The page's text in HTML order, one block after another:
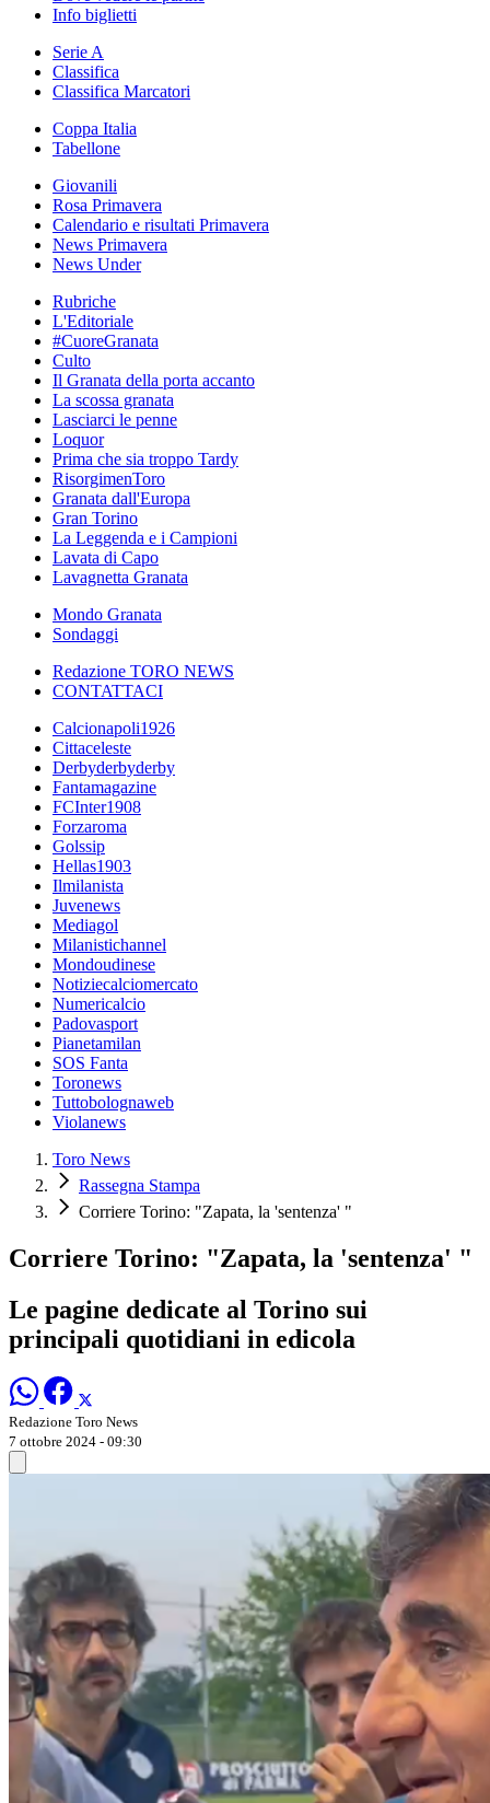
Info biglietti
Serie A
Classifica
Classifica Marcatori
Coppa Italia
Tabellone
Giovanili
Rosa Primavera
Calendario e risultati Primavera
News Primavera
News Under
Rubriche
L'Editoriale
#CuoreGranata
Culto
Il Granata della porta accanto
La scossa granata
Lasciarci le penne
Loquor
Prima che sia troppo Tardy
RisorgimenToro
Granata dall'Europa
Gran Torino
La Leggenda e i Campioni
Lavata di Capo
Lavagnetta Granata
Mondo Granata
Sondaggi
Redazione TORO NEWS
CONTATTACI
Calcionapoli1926
Cittaceleste
Derbyderbyderby
Fantamagazine
FCInter1908
Forzaroma
Golssip
Hellas1903
Ilmilanista
Juvenews
Mediagol
Milanistichannel
Mondoudinese
Notiziecalciomercato
Numericalcio
Padovasport
Pianetamilan
SOS Fanta
Toronews
Tuttobolognaweb
Violanews
Toro News
Rassegna Stampa
Corriere Torino: "Zapata, la 'sentenza' "
Corriere Torino: "Zapata, la 'sentenza' "
Le pagine dedicate al Torino sui
principali quotidiani in edicola
Redazione Toro News
7 ottobre 2024 - 09:30